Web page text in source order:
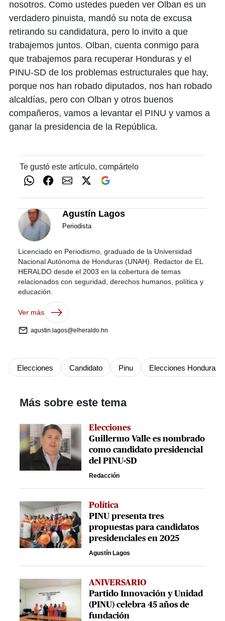
nosotros. Como ustedes pueden ver Olban es un
verdadero pinuista, mandó su nota de excusa
retirando su candidatura, pero lo invito a que
trabajemos juntos. Olban, cuenta conmigo para
que trabajemos para recuperar Honduras y el
PINU-SD de los problemas estructurales que hay,
porque nos han robado diputados, nos han robado
alcaldías, pero con Olban y otros buenos
compañeros, vamos a levantar el PINU y vamos a
ganar la presidencia de la República.
Te gustó este artículo, compártelo
Agustín Lagos
Periodista
Licenciado en Periodismo, graduado de la Universidad
Nacional Autónoma de Honduras (UNAH). Redactor de EL
HERALDO desde el 2003 en la cobertura de temas
relacionados con seguridad, derechos humanos, política y
educación.
Ver más
agustin.lagos@elheraldo.hn
Elecciones Candidato Pinu Elecciones Honduras
Más sobre este tema
Elecciones
Guillermo Valle es nombrado
como candidato presidencial
del PINU-SD
Redacción
Política
PINU presenta tres
propuestas para candidatos
presidenciales en 2025
Agustín Lagos
ANIVERSARIO
Partido Innovación y Unidad
(PINU) celebra 45 años de
fundación